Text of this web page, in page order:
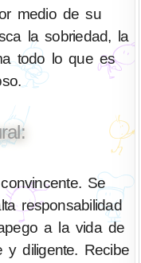
medio de su
la sobriedad, la
todo lo que es
Se
responsabilidad
a la vida de
y diligente. Recibe